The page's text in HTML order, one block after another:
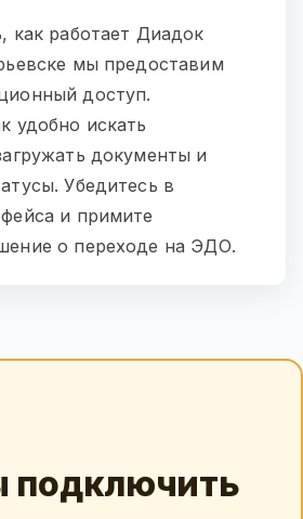
как работает Диадок
мы предоставим
доступ.
удобно искать
документы и
Убедитесь в
и примите
о переходе на ЭДО.
подключить